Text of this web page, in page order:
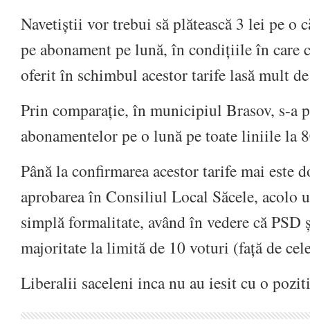
Navetiștii vor trebui să plătească 3 lei pe o
pe abonament pe lună, în condițiile în care
oferit în schimbul acestor tarife lasă mult
Prin comparație, în municipiul Brasov, s-a
abonamentelor pe o lună pe toate liniile la
Până la confirmarea acestor tarife mai este
aprobarea în Consiliul Local Săcele, acolo
simplă formalitate, având în vedere că
majoritate la limită de 10 voturi (față de
Liberalii saceleni inca nu au iesit cu o